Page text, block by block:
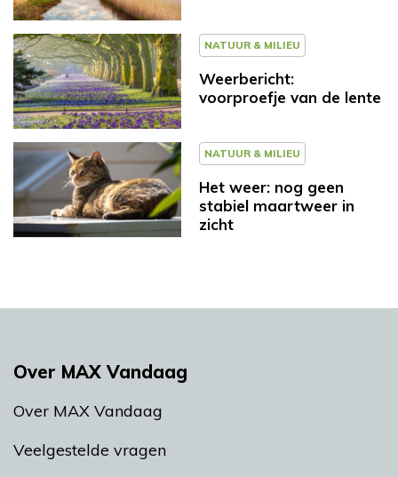
NATUUR & MILIEU
Weerbericht:
voorproefje van de lente
NATUUR & MILIEU
Het weer: nog geen
stabiel maartweer in
zicht
Over MAX Vandaag
Over MAX Vandaag
Veelgestelde vragen